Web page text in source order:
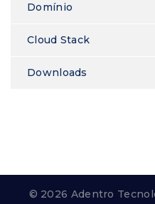
Domínio
Cloud Stack
Downloads
© 2026 Adentro